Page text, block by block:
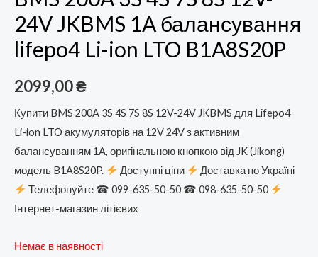
24V JKBMS 1A балансування
lifepo4 Li-ion LTO B1A8S20P
2099,00₴
Купити BMS 200A 3S 4S 7S 8S 12V-24V JKBMS для Lifepo4
Li-ion LTO акумуляторів на 12V 24V з активним
балансуванням 1А, оригінальною кнопкою від JK (Jikong)
модель B1A8S20P.
Доступні ціни
Доставка по Україні
Телефонуйте ☎ 099-635-50-50 ☎ 098-635-50-50
Інтернет-магазин літієвих
Немає в наявності